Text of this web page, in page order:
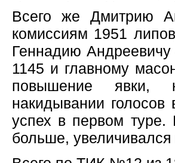
Всего же Дмитрию
комиссиям 1951
Геннадию
1145 и главному
повышение явки,
накидывании голосов
успех в первом туре.
больше,